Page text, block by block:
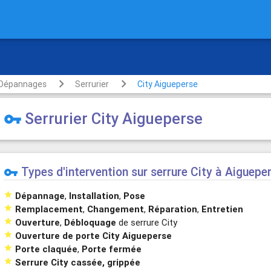
Serrurier City Aigueperse
vpn_key Serrurier City Aigueperse
vpn_key Types d'intervention sur serrure City à
 Dépannage, Installation, Pose
 Remplacement, Changement, Réparation, Entretien
 Ouverture, Débloquage de serrure City
 Ouverture de porte City Aigueperse
 Porte claquée, Porte fermée
 Serrure City cassée, grippée